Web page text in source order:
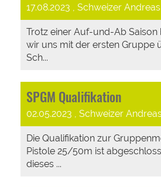
17.08.2023 , Schweizer Andreas
Trotz einer Auf-und-Ab Saison
wir uns mit der ersten Gruppe
Sch...
SPGM Qualifikation
02.05.2023 , Schweizer
Die Qualifikation zur
Pistole 25/50m ist
dieses ...